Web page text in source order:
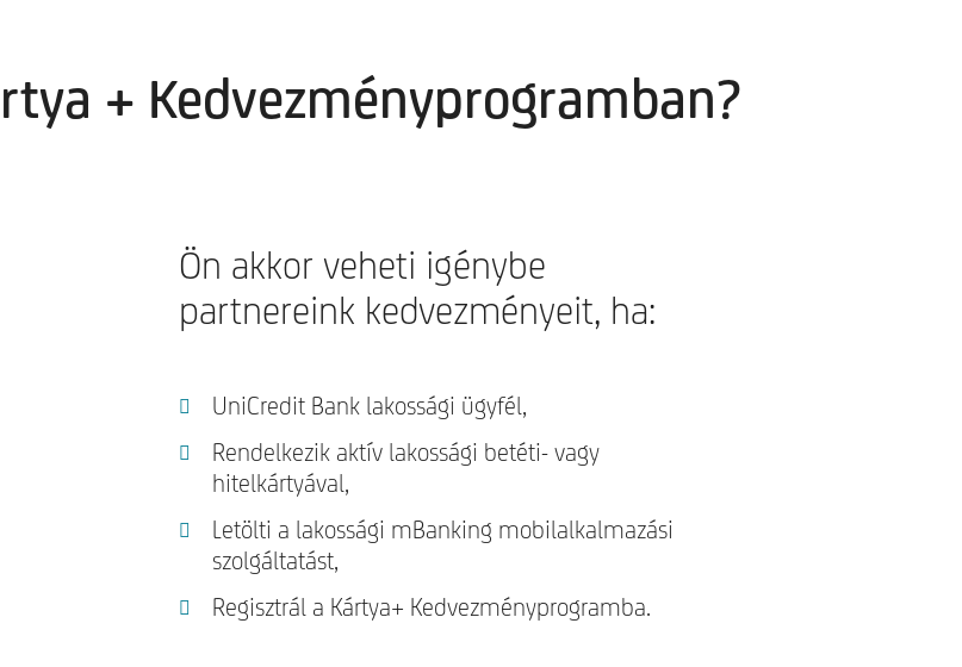
+ Kedvezményprogramban?
Ön akkor veheti igénybe
partnereink kedvezményeit, ha:
UniCredit Bank lakossági ügyfél,
Rendelkezik aktív lakossági betéti- vagy
hitelkártyával,
Letölti a lakossági mBanking mobilalkalmazási
szolgáltatást,
Regisztrál a Kártya+ Kedvezményprogramba.